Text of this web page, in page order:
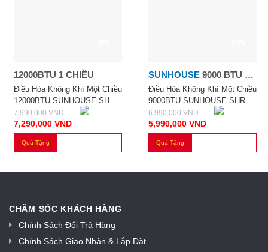
12000BTU 1 CHIỀU
Điều Hòa Không Khí Một Chiều
12000BTU SUNHOUSE SHR-
AW12C110
7,990,000VND
7,290,000 VND
Quà Tặng
SUNHOUSE 9000 BTU 1
CHIỀU
Điều Hòa Không Khí Một Chiều
9000BTU SUNHOUSE SHR-
AW09C110
6,990,000VND
5,990,000 VND
Quà Tặng
CHĂM SÓC KHÁCH HÀNG
Chính Sách Đổi Trả Hàng
Chính Sách Giao Nhận & Lắp Đặt